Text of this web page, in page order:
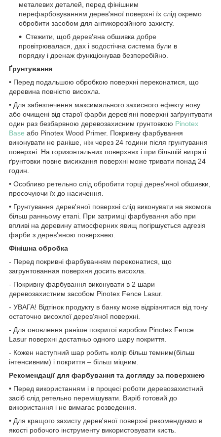
металевих деталей, перед фінішним
перефарбовуванням дерев'яної поверхні їх слід окремо
обробити засобом для антикорозійного захисту.
Стежити, щоб дерев'яна обшивка добре
провітрювалася, дах і водостічна система були в
порядку і дренаж функціонував безперебійно.
Ґрунтування
• Перед подальшою обробкою поверхні переконатися, що
деревина повністю висохла.
• Для забезпечення максимального захисного ефекту нову
або очищені від старої фарби дерев'яні поверхні заґрунтувати
один раз безбарвною деревозахисним грунтовкою Pinotex
Base або Pinotex Wood Primer. Покривну фарбування
виконувати не раніше, ніж через 24 години після грунтування
поверхні. На горизонтальних поверхнях і при більшій витраті
ґрунтовки повне висихання поверхні може тривати понад 24
годин.
• Особливо ретельно слід обробити торці дерев'яної обшивки,
просочуючи їх до насичення.
• Грунтування дерев'яної поверхні слід виконувати на якомога
більш ранньому етапі. При затримці фарбування або при
впливі на деревину атмосферних явищ погіршується адгезія
фарби з дерев'яною поверхнею.
Фінішна обробка
- Перед покривні фарбуванням переконатися, що
загрунтованная поверхня досить висохла.
- Покривну фарбування виконувати в 2 шари
деревозахистним засобом Pinotex Fence Lasur.
- УВАГА! Відтінок продукту в банку може відрізнятися від тону
остаточно висохлої дерев'яної поверхні.
- Для оновлення раніше покритої виробом Pinotex Fence
Lasur поверхні достатньо одного шару покриття.
- Кожен наступний шар робить колір більш темним(більш
інтенсивним) і покриття – більш міцним.
Рекомендації для фарбування та догляду за поверхнею
• Перед використанням і в процесі роботи деревозахистний
засіб слід ретельно перемішувати. Виріб готовий до
використання і не вимагає розведення.
• Для кращого захисту дерев'яної поверхні рекомендуємо в
якості робочого інструменту використовувати кисть.